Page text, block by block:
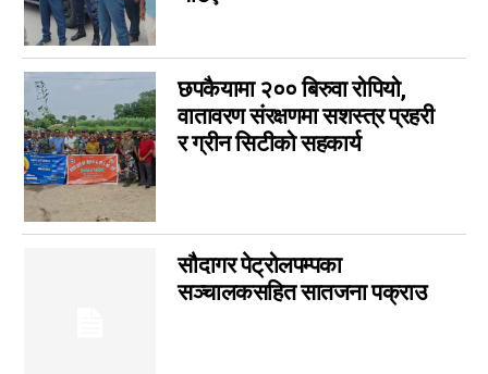
आम सञ्चार प्राधिकरणको विज्ञापन
फिचर
लुम्बिनी
गण्डकी
इपेपर
कर्णाली
सम्पादकीय 0
छपकैयामा २०० बिरुवा रोपियो,
वातावरण संरक्षणमा सशस्त्र प्रहरी
र ग्रीन सिटीको सहकार्य
सौदागर पेट्रोलपम्पका
सञ्चालकसहित सातजना पक्राउ